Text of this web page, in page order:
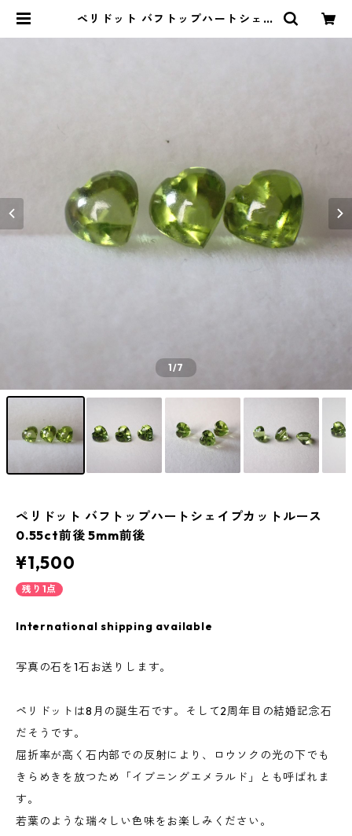
ペリドット バフトップハートシェイ
1/7
ペリドット バフトップハートシェイプカットルース
0.55ct前後 5mm前後
¥1,500
残り1点
International shipping available
写真の石を1石お送りします。
ペリドットは8月の誕生石です。そして2周年目の結婚記念石
だそうです。
屈折率が高く石内部での反射により、ロウソクの光の下でも
きらめきを放つため「イブニングエメラルド」とも呼ばれま
す。
若葉のような瑞々しい色味をお楽しみください。